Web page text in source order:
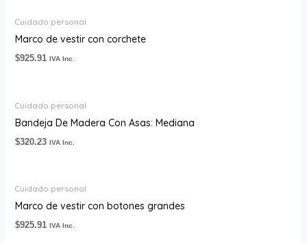
Cuidado personal
Marco de vestir con corchete
$925.91 IVA Inc.
Cuidado personal
Bandeja De Madera Con Asas: Mediana
$320.23 IVA Inc.
Cuidado personal
Marco de vestir con botones grandes
$925.91 IVA Inc.